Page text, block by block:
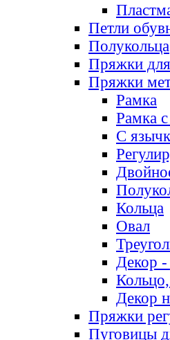
Петли
Полукольца
Пряжки
Пряжки
Рамка
Рамка
С
Кольца
Овал
Декор -
Декор
Пряжки
Пуговицы